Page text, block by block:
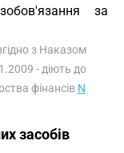
за
з Наказом
- діють до
фінансів N
засобів